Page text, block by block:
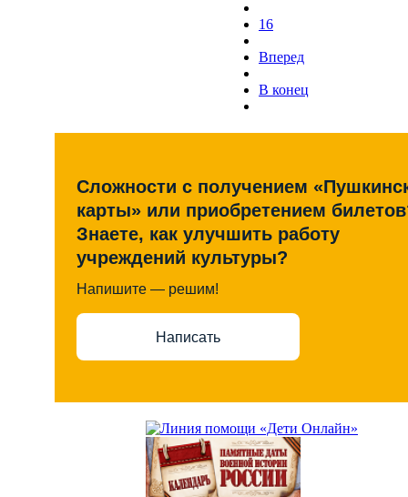
16
Вперед
В конец
Сложности с получением
карты» или приобретением
Знаете, как улучшить работу
учреждений культуры?
Напишите — решим!
Написать